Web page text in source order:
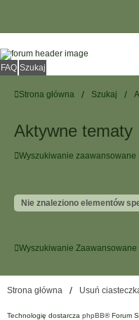
FAQ Szukaj
Strona główna Szukaj
Aktywne tematy
Wyszukiwanie zaawansowane
Nie znaleziono elementów
Wyszukiwanie Zaawansowane
Strona główna Usuń
Technologię dostarcza phpBB® Forum